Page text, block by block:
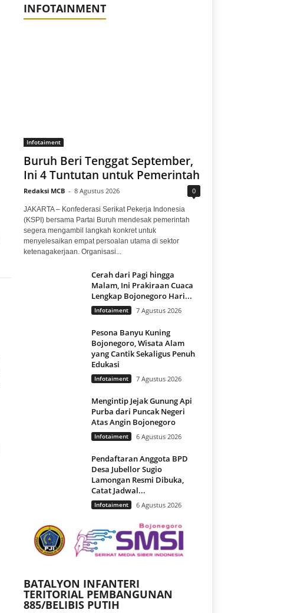
INFOTAINMENT
Infotaiment
Buruh Beri Tenggat September,
Ini 4 Tuntutan untuk Pemerintah
Redaksi MCB - 8 Agustus 2026 0
JAKARTA – Konfederasi Serikat Pekerja Indonesia
(KSPI) bersama Partai Buruh mendesak pemerintah
segera mengambil langkah konkret untuk
menyelesaikan empat persoalan utama di sektor
ketenagakerjaan. Organisasi...
Cerah dari Pagi hingga
Malam, Ini Prakiraan Cuaca
Lengkap Bojonegoro Hari...
Infotaiment 7 Agustus 2026
Pesona Banyu Kuning
Bojonegoro, Wisata Alam
yang Cantik Sekaligus Penuh
Edukasi
Infotaiment 7 Agustus 2026
Mengintip Jejak Gunung Api
Purba dari Puncak Negeri
Atas Angin Bojonegoro
Infotaiment 6 Agustus 2026
Pendaftaran Anggota BPD
Desa Jubellor Sugio
Lamongan Resmi Dibuka,
Catat Jadwal...
Infotaiment 6 Agustus 2026
BATALYON INFANTERI
TERITORIAL PEMBANGUNAN
885/BELIBIS PUTIH